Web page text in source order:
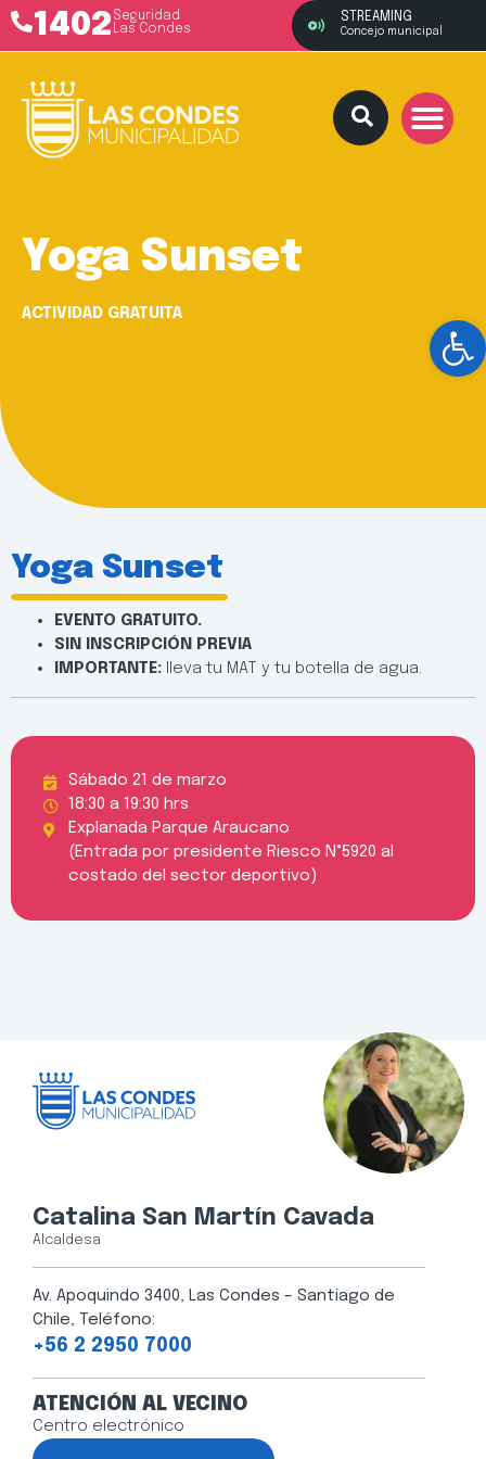
1402 Seguridad
Las Condes
STREAMING
Concejo municipal
Yoga Sunset
ACTIVIDAD GRATUITA
Yoga Sunset
EVENTO GRATUITO.
SIN INSCRIPCIÓN PREVIA
IMPORTANTE: lleva tu MAT y tu botella de agua.
Sábado 21 de marzo
18:30 a 19:30 hrs
Explanada Parque Araucano
(Entrada por presidente Riesco N°5920 al
costado del sector deportivo)
Catalina San Martín Cavada
Alcaldesa
Av. Apoquindo 3400, Las Condes – Santiago de
Chile, Teléfono:
+56 2 2950 7000
ATENCIÓN AL VECINO
Centro electrónico